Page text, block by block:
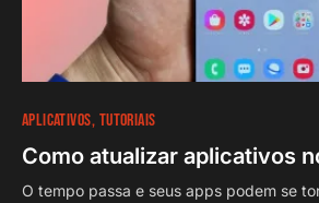
APLICATIVOS TUTORIAIS
Como atualizar aplicativos
O tempo passa e seus apps podem se